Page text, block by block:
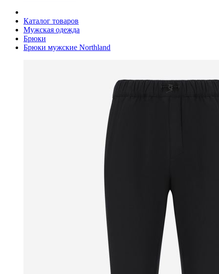
Каталог товаров
Мужская одежда
Брюки
Брюки мужские Northland